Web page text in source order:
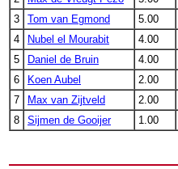
3
Tom van Egmond 5.00
4
Nubel el Mourabit 4.00
5
Daniel de Bruin 4.00
6
Koen Aubel 2.00
7
Max van Zijtveld 2.00
8
Sijmen de Gooijer 1.00